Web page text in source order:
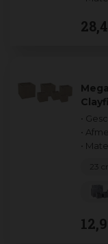
28,
•
•
•
12,
23